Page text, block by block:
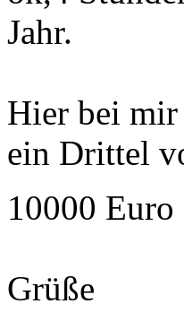
Jahr.
Hier bei mir
ein Drittel
10000
Grüße